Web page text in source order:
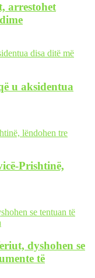
arrestohet
u aksidentua
Prishtinë,
dyshohen se
të